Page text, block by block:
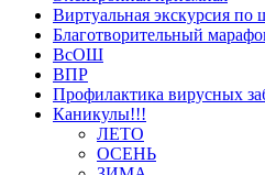
Виртуальная экскурсия по
Благотворительный
ВсОШ
ВПР
Профилактика вирусных
Каникулы!!!
ЛЕТО
ОСЕНЬ